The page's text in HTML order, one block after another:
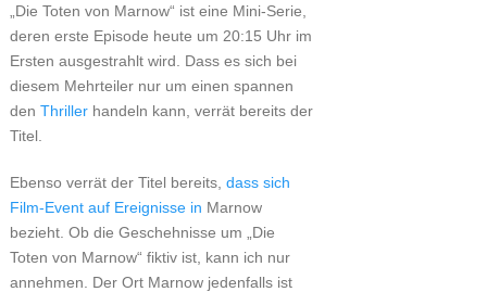
„Die Toten von Marnow“ ist eine Mini-Serie,
deren erste Episode heute um 20:15 Uhr im
Ersten ausgestrahlt wird. Dass es sich bei
diesem Mehrteiler nur um einen spannen
den Thrillerhandeln kann, verrät bereits der
Titel.
Ebenso verrät der Titel bereits, dass sich
Film-Event auf Ereignisse in Marnow
bezieht. Ob die Geschehnisse um „Die
Toten von Marnow“ fiktiv ist, kann ich nur
annehmen. Der Ort Marnow jedenfalls ist